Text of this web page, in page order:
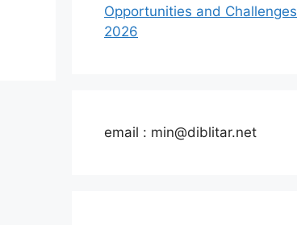
Opportunities and Challenges
2026
email : min@diblitar.net